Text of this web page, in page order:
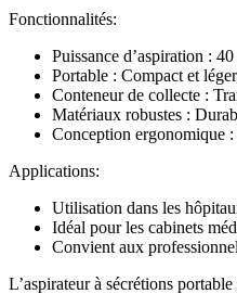
Fonctionnalités:
Puissance d’aspiration :
Portable : Compact et
Conteneur de collecte :
Matériaux robustes :
Conception ergonomique
Applications:
Utilisation dans les
Idéal pour les cabinets
Convient aux
L’aspirateur à sécrétions